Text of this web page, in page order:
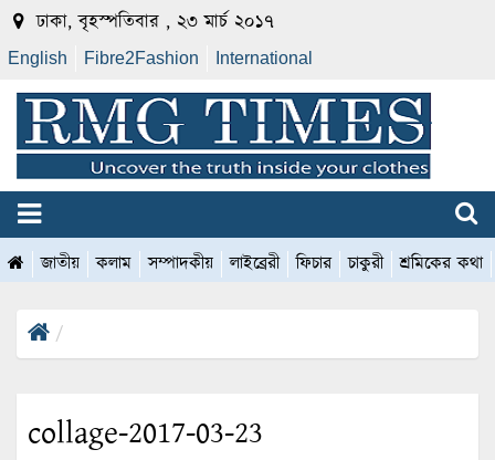
ঢাকা, বৃহস্পতিবার , ২৩ মার্চ ২০১৭
English Fibre2Fashion International
জাতীয় কলাম সম্পাদকীয় লাইব্রেরী ফিচার চাকুরী শ্রমিকের কথা
collage-2017-03-23